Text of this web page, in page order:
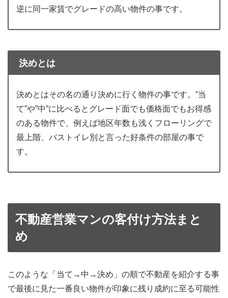
逆に同一家賃でグレードの高い物件の事です。
決めとは
決めとはその名の通り決めに行く物件の事です。”当
て”や”中”に比べるとグレード面でも価格面でもお得感
のある物件で、例えば地区年数も浅くフローリングで
最上階、バストイレ別と言った好条件の部屋の事で
す。
不動産営業マンの客付け方法まと
め
このような「当て→中→決め」の順で不動産を紹介する事
で最後に見た一番良い物件が印象に残り成約に至る可能性